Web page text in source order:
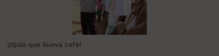
¡Ojalá que llueva café!